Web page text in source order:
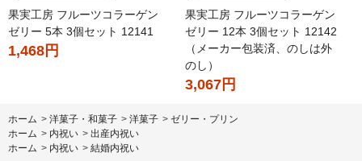
果実工房 フルーツコラーゲン
ゼリー 5本 3個セット 12141
1,468円
果実工房 フルーツコラーゲン
ゼリー 12本 3個セット 12142
（メーカー包装済、のしは外
のし）
3,067円
ホーム > 洋菓子・和菓子 > 洋菓子 > ゼリー・プリン
ホーム > 内祝い > 出産内祝い
ホーム > 内祝い > 結婚内祝い